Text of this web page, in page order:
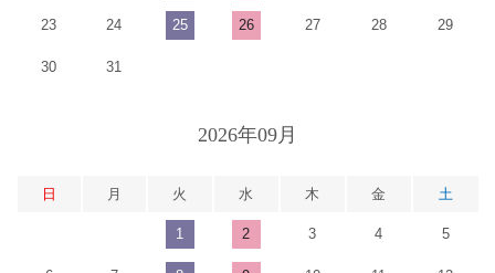
23 24 25 26 27 28 29
30 31
2026年09月
日 月 火 水 木 金 土
1 2 3 4 5